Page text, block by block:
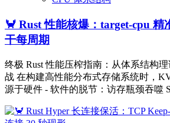
🦀 Rust 性能核爆：target-cpu
干每周期
终极 Rust 性能压榨指南：从体系结构理
战 在构建高性能分布式存储系统时，
源于硬件 - 软件的脱节：访存瓶颈吞噬